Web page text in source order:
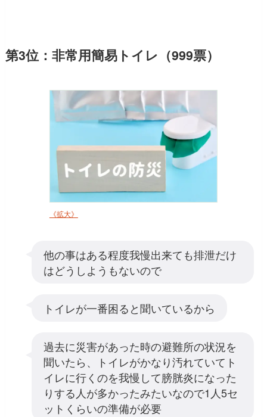
第3位：非常用簡易トイレ（999票）
《拡大》
他の事はある程度我慢出来ても排泄だけ
はどうしようもないので
トイレが一番困ると聞いているから
過去に災害があった時の避難所の状況を
聞いたら、トイレがかなり汚れていてト
イレに行くのを我慢して膀胱炎になった
りする人が多かったみたいなので1人5セ
ットくらいの準備が必要